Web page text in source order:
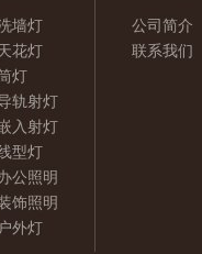
墙灯
花灯
灯
轨射灯
入射灯
型灯
公照明
饰照明
外灯
公司简介
联系我们